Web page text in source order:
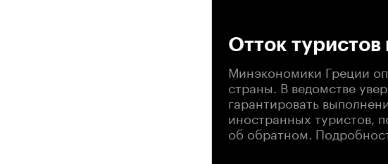
Отток туристов
Минэкономики Греции
страны. В ведомстве
гарантировать
иностранных туристов,
об обратном.